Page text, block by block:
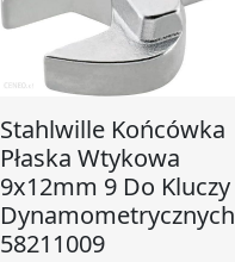
Stahlwille Końcówka
Płaska Wtykowa
9x12mm 9 Do Kluczy
Dynamometrycznych
58211009